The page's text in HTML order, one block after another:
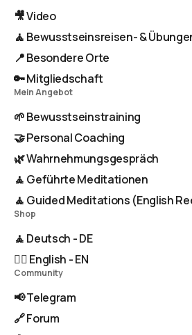
🎥 Video
🧘 Bewusstseinsreisen- &
📍 Besondere Orte
🔑 Mitgliedschaft
Mein Angebot
🌱 Bewusstseinstraining
🤝 Personal Coaching
🌿 Wahrnehmungsgespräch
🧘 Geführte Meditationen
🧘 Guided Meditations (English
Shop
🧘 Deutsch - DE
🧘‍♂️ English - EN
Community
📢 Telegram
🔗 Forum